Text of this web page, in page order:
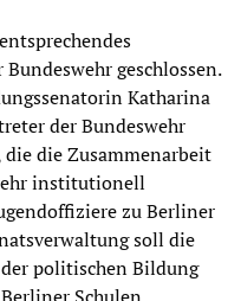
geschlossen.
Katharina
der Bundeswehr
die Zusammenarbeit
institutionell
zu Berliner
soll die
politischen Bildung